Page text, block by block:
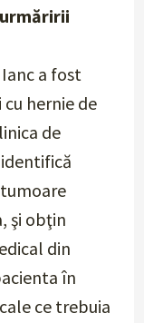
a fost
hernie de
de
şi obţin
din
în
ce trebuia